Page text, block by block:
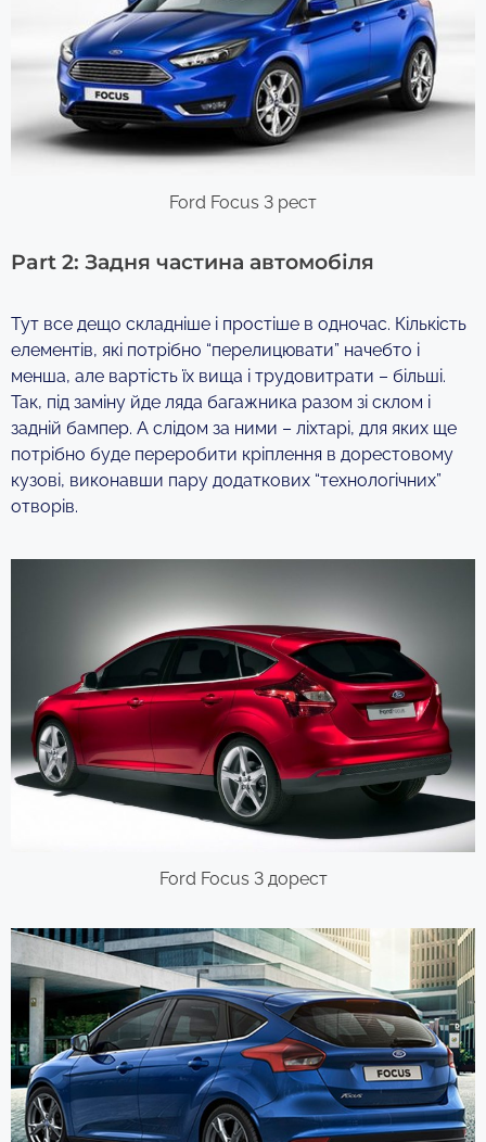
Ford Focus 3 рест
Part 2: Задня частина автомобіля
Тут все дещо складніше і простіше в одночас. Кількість
елементів, які потрібно “перелицювати” начебто і
менша, але вартість їх вища і трудовитрати – більші.
Так, під заміну йде ляда багажника разом зі склом і
задній бампер. А слідом за ними – ліхтарі, для яких ще
потрібно буде переробити кріплення в дорестовому
кузові, виконавши пару додаткових “технологічних”
отворів.
Ford Focus 3 дорест